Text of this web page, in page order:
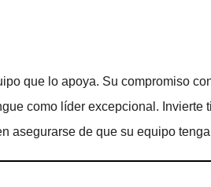
que lo apoya. Su compromiso
como líder excepcional. Invierte
asegurarse de que su equipo